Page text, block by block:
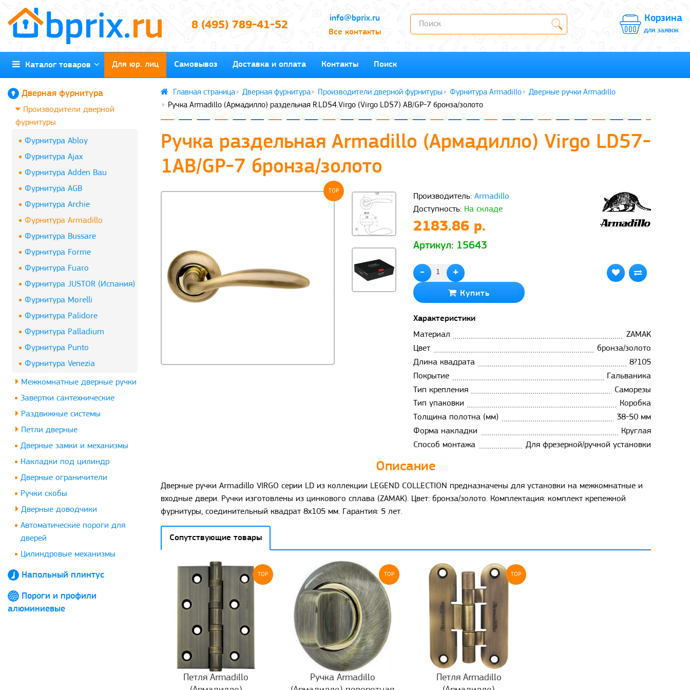
8 (495) 789-41-52
info@bprix.ru
Все контакты
Корзина
для заявок
Каталог товаров Для юр. лиц Самовывоз Доставка и оплата Контакты Поиск
Дверная фурнитура
Производители дверной
фурнитуры
Фурнитура Abloy
Фурнитура Ajax
Фурнитура Adden Bau
Фурнитура AGB
Фурнитура Archie
Фурнитура Armadillo
Фурнитура Bussare
Фурнитура Forme
Фурнитура Fuaro
Фурнитура JUSTOR (Испания)
Фурнитура Morelli
Фурнитура Palidore
Фурнитура Palladium
Фурнитура Punto
Фурнитура Venezia
Межкомнатные дверные ручки
Завертки сантехнические
Раздвижные системы
Петли дверные
Дверные замки и механизмы
Накладки под цилиндр
Дверные ограничители
Ручки скобы
Дверные доводчики
Автоматические пороги для
дверей
Цилиндровые механизмы
Напольный плинтус
Пороги и профили
алюминиевые
Дверная фурнитура Производители дверной фурнитуры Фурнитура Armadillo
Дверные ручки Armadillo
Ручка Armadillo (Армадилло) раздельная R.LD54.Virgo (Virgo LD57) AB/GP-7 бронза/золото
Ручка раздельная Armadillo (Армадилло) Virgo LD57-
1AB/GP-7 бронза/золото
TOP
Производитель: Armadillo
Доступность: На складе
2183.86 р.
Артикул: 15643
- +
Купить
Характеристики
Материал
ZAMAK
Цвет
бронза/золото
Длина квадрата
8?105
Покрытие
Гальваника
Тип крепления
Саморезы
Тип упаковки
Коробка
Толщина полотна (мм)
38-50 мм
Форма накладки
Круглая
Способ монтажа
Для фрезерной/ручной установки
Описание
Дверные ручки Armadillo VIRGO серии LD из коллекции LEGEND COLLECTION предназначены для установки на межкомнатные и
входные двери. Ручки изготовлены из цинкового сплава (ZAMAK). Цвет: бронза/золото. Комплектация: комплект крепежной
фурнитуры, соединительный квадрат 8x105 мм. Гарантия: 5 лет.
Сопутствующие товары
TOP
Петля Armadillo
TOP
Ручка Armadillo
TOP
Петля Armadillo